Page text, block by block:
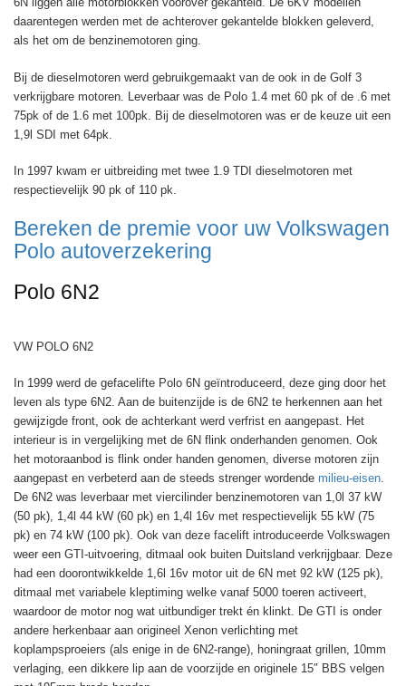
daarentegen werden met de achterover gekantelde blokken geleverd,
als het om de benzinemotoren ging.
Bij de dieselmotoren werd gebruikgemaakt van de ook in de Golf 3
verkrijgbare motoren. Leverbaar was de Polo 1.4 met 60 pk of de .6 met
75pk of de 1.6 met 100pk. Bij de dieselmotoren was er de keuze uit een
1,9l SDI met 64pk.
In 1997 kwam er uitbreiding met twee 1.9 TDI dieselmotoren met
respectievelijk 90 pk of 110 pk.
Bereken de premie voor uw Volkswagen
Polo autoverzekering
Polo 6N2
VW POLO 6N2
In 1999 werd de gefacelifte Polo 6N geïntroduceerd, deze ging door het
leven als type 6N2. Aan de buitenzijde is de 6N2 te herkennen aan het
gewijzigde front, ook de achterkant werd verfrist en aangepast. Het
interieur is in vergelijking met de 6N flink onderhanden genomen. Ook
het motoraanbod is flink onder handen genomen, diverse motoren zijn
aangepast en verbeterd aan de steeds strenger wordende milieu-eisen.
De 6N2 was leverbaar met viercilinder benzinemotoren van 1,0l 37 kW
(50 pk), 1,4l 44 kW (60 pk) en 1,4l 16v met respectievelijk 55 kW (75
pk) en 74 kW (100 pk). Ook van deze facelift introduceerde Volkswagen
weer een GTI-uitvoering, ditmaal ook buiten Duitsland verkrijgbaar. Deze
had een doorontwikkelde 1,6l 16v motor uit de 6N met 92 kW (125 pk),
ditmaal met variabele kleptiming welke vanaf 5000 toeren activeert,
waardoor de motor nog wat uitbundiger trekt én klinkt. De GTI is onder
andere herkenbaar aan origineel Xenon verlichting met
koplampsproeiers (als enige in de 6N2-range), honingraat grillen, 10mm
verlaging, een dikkere lip aan de voorzijde en originele 15″ BBS velgen